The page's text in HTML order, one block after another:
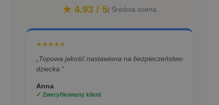
★ 4.93 / 5| Średnia ocena
★★★★★
„Topowa jakość nastawiona na bezpieczeństwo
dziecka.”
Anna
✓ Zweryfikowany klient